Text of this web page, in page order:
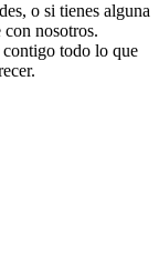
o si tienes alguna
nosotros.
contigo todo lo que